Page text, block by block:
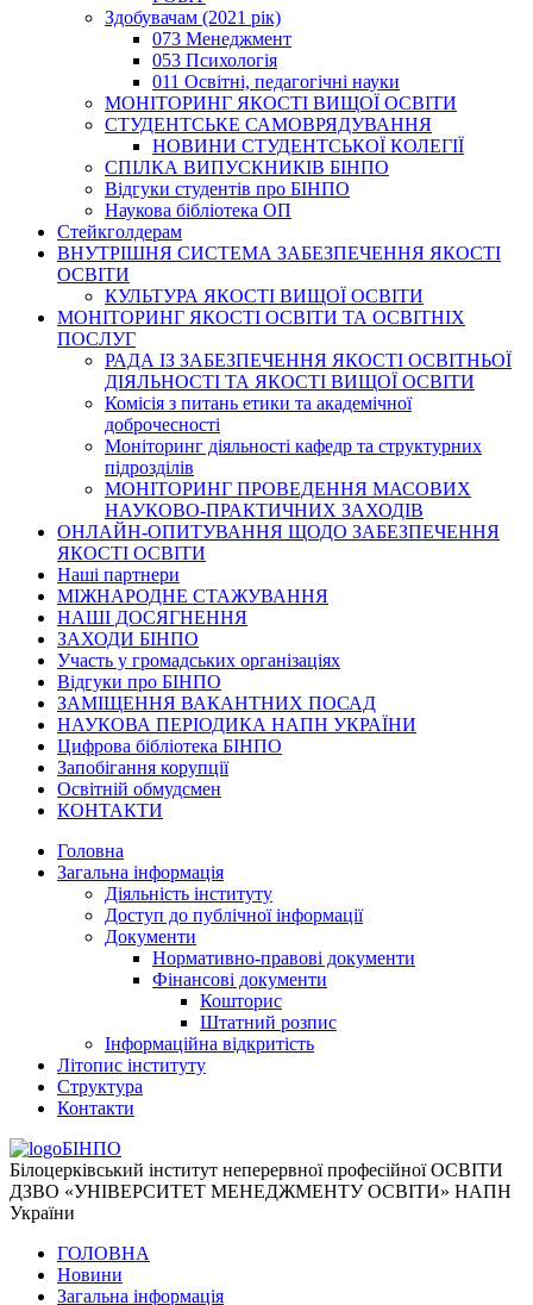
Здобувачам (2021 рік)
073 Менеджмент
053 Психологія
011 Освітні, педагогічні науки
МОНІТОРИНГ ЯКОСТІ ВИЩОЇ ОСВІТИ
СТУДЕНТСЬКЕ САМОВРЯДУВАННЯ
НОВИНИ СТУДЕНТСЬКОЇ КОЛЕГІЇ
СПІЛКА ВИПУСКНИКІВ БІНПО
Відгуки студентів про БІНПО
Наукова бібліотека ОП
Стейкголдерам
ВНУТРІШНЯ СИСТЕМА ЗАБЕЗПЕЧЕННЯ ЯКОСТІ
ОСВІТИ
КУЛЬТУРА ЯКОСТІ ВИЩОЇ ОСВІТИ
МОНІТОРИНГ ЯКОСТІ ОСВІТИ ТА ОСВІТНІХ
ПОСЛУГ
РАДА ІЗ ЗАБЕЗПЕЧЕННЯ ЯКОСТІ ОСВІТНЬОЇ
ДІЯЛЬНОСТІ ТА ЯКОСТІ ВИЩОЇ ОСВІТИ
Комісія з питань етики та академічної
доброчесності
Моніторинг діяльності кафедр та структурних
підрозділів
МОНІТОРИНГ ПРОВЕДЕННЯ МАСОВИХ
НАУКОВО-ПРАКТИЧНИХ ЗАХОДІВ
ОНЛАЙН-ОПИТУВАННЯ ЩОДО ЗАБЕЗПЕЧЕННЯ
ЯКОСТІ ОСВІТИ
Наші партнери
МІЖНАРОДНЕ СТАЖУВАННЯ
НАШІ ДОСЯГНЕННЯ
ЗАХОДИ БІНПО
Участь у громадських організаціях
Відгуки про БІНПО
ЗАМІЩЕННЯ ВАКАНТНИХ ПОСАД
НАУКОВА ПЕРІОДИКА НАПН УКРАЇНИ
Цифрова бібліотека БІНПО
Запобігання корупції
Освітній обмудсмен
КОНТАКТИ
Головна
Загальна інформація
Діяльність інституту
Доступ до публічної інформації
Документи
Нормативно-правові документи
Фінансові документи
Кошторис
Штатний розпис
Інформаційна відкритість
Літопис інституту
Структура
Контакти
БІНПО
Білоцерківський інститут неперервної професійної ОСВІТИ
ДЗВО «УНІВЕРСИТЕТ МЕНЕДЖМЕНТУ ОСВІТИ» НАПН
України
ГОЛОВНА
Новини
Загальна інформація